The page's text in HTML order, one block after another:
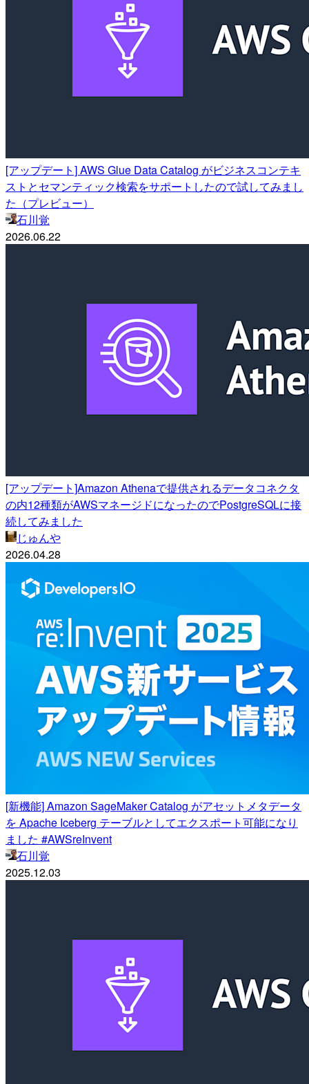
[アップデート] AWS Glue Data Catalog がビジネスコンテキ
ストとセマンティック検索をサポートしたので試してみまし
た（プレビュー）
石川覚
2026.06.22
[アップデート]Amazon Athenaで提供されるデータコネクタ
の内12種類がAWSマネージドになったのでPostgreSQLに接
続してみました
じゅんや
2026.04.28
[新機能] Amazon SageMaker Catalog がアセットメタデータ
を Apache Iceberg テーブルとしてエクスポート可能になり
ました #AWSreInvent
石川覚
2025.12.03